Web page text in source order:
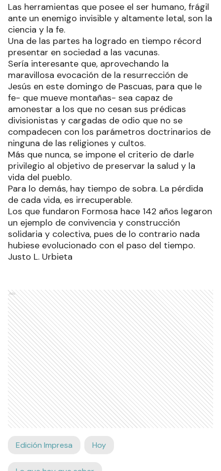
Las herramientas que posee el ser humano, frágil
ante un enemigo invisible y altamente letal, son la
ciencia y la fe.
Una de las partes ha logrado en tiempo récord
presentar en sociedad a las vacunas.
Sería interesante que, aprovechando la
maravillosa evocación de la resurrección de
Jesús en este domingo de Pascuas, para que le
fe- que mueve montañas- sea capaz de
amonestar a los que no cesan sus prédicas
divisionistas y cargadas de odio que no se
compadecen con los parámetros doctrinarios de
ninguna de las religiones y cultos.
Más que nunca, se impone el criterio de darle
privilegio al objetivo de preservar la salud y la
vida del pueblo.
Para lo demás, hay tiempo de sobra. La pérdida
de cada vida, es irrecuperable.
Los que fundaron Formosa hace 142 años legaron
un ejemplo de convivencia y construcción
solidaria y colectiva, pues de lo contrario nada
hubiese evolucionado con el paso del tiempo.
Justo L. Urbieta
Ads
Edición Impresa Hoy